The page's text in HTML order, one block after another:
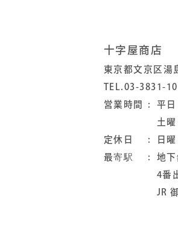
十字屋商店
東京都文京区湯
TEL.03-3831-
営業時間
平
土
定休日
日
最寄駅
地
4番
JR